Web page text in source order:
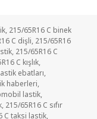
, 215/65R16 C binek
C dişli, 215/65R16
, 215/65R16 C
C kışlık,
ebatları,
haberleri,
lastik,
, 215/65R16 C sıfır
C taksi lastik,